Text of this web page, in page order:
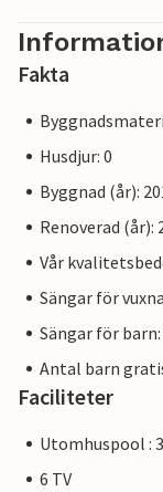
Fakta
Husdjur: 0
Byggnad (år):
Renoverad (år):
Vår
Sängar för
Sängar för barn:
Antal barn
Faciliteter
Utomhuspool :
6 TV